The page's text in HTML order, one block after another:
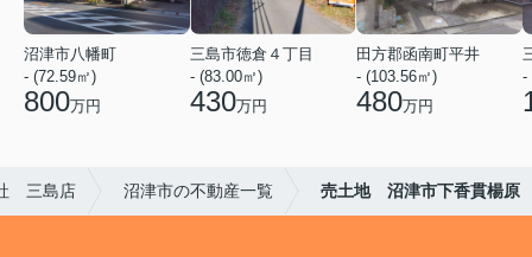
沼津市八幡町
- (72.59㎡)
800万円
三島市徳倉４丁目
- (83.00㎡)
430万円
田方郡函南町平井
- (103.56㎡)
480万円
-
三島店 沼津市の不動産一覧 売土地 沼津市下香貫楊原